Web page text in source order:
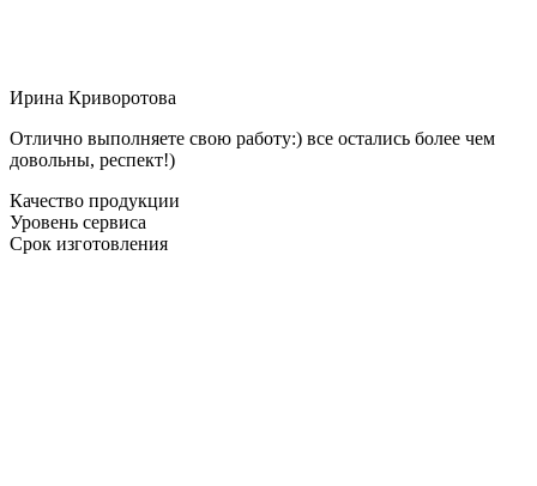
Ирина Криворотова
Отлично выполняете свою работу:) все остались более чем
довольны, респект!)
Качество продукции
Уровень сервиса
Срок изготовления